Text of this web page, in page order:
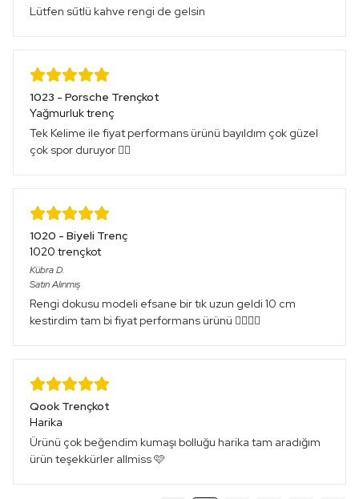
Lütfen sűtlü kahve rengi de gelsin
1023 - Porsche Trençkot
Yağmurluk trenç
Tek Kelime ile fiyat performans ürünü bayıldım çok güzel
çok spor duruyor 👍🏻
1020 - Biyeli Trenç
1020 trençkot
KübraD.
Satın Alınmış
Rengi dokusu modeli efsane bir tık uzun geldi 10 cm
kestirdim tam bi fiyat performans ürünü 👌🏻👌🏻
Qook Trençkot
Harika
Ürünü çok beğendim kumaşı bolluğu harika tam aradığım
ürün teşekkürler allmiss 🩷